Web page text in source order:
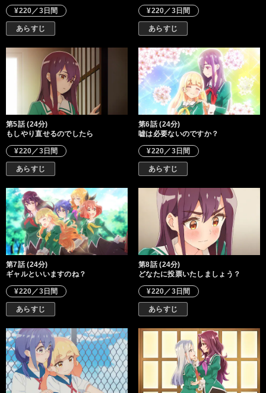
¥220／3日間
あらすじ
¥220／3日間
あらすじ
第5話 (24分)
もしやり直せるのでしたら
¥220／3日間
あらすじ
第6話 (24分)
嘘は必要ないのですか？
¥220／3日間
あらすじ
第7話 (24分)
ギャルといいますのね？
¥220／3日間
あらすじ
第8話 (24分)
どなたに投票いたしましょう？
¥220／3日間
あらすじ